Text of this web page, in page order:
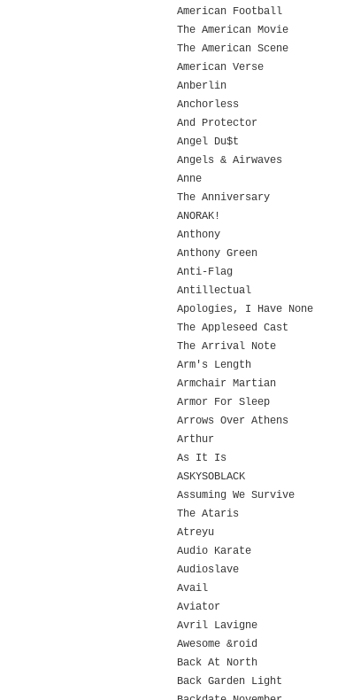
American Football
The American Movie
The American Scene
American Verse
Anberlin
Anchorless
And Protector
Angel Du$t
Angels & Airwaves
Anne
The Anniversary
ANORAK!
Anthony
Anthony Green
Anti-Flag
Antillectual
Apologies, I Have None
The Appleseed Cast
The Arrival Note
Arm's Length
Armchair Martian
Armor For Sleep
Arrows Over Athens
Arthur
As It Is
ASKYSOBLACK
Assuming We Survive
The Ataris
Atreyu
Audio Karate
Audioslave
Avail
Aviator
Avril Lavigne
Awesome &roid
Back At North
Back Garden Light